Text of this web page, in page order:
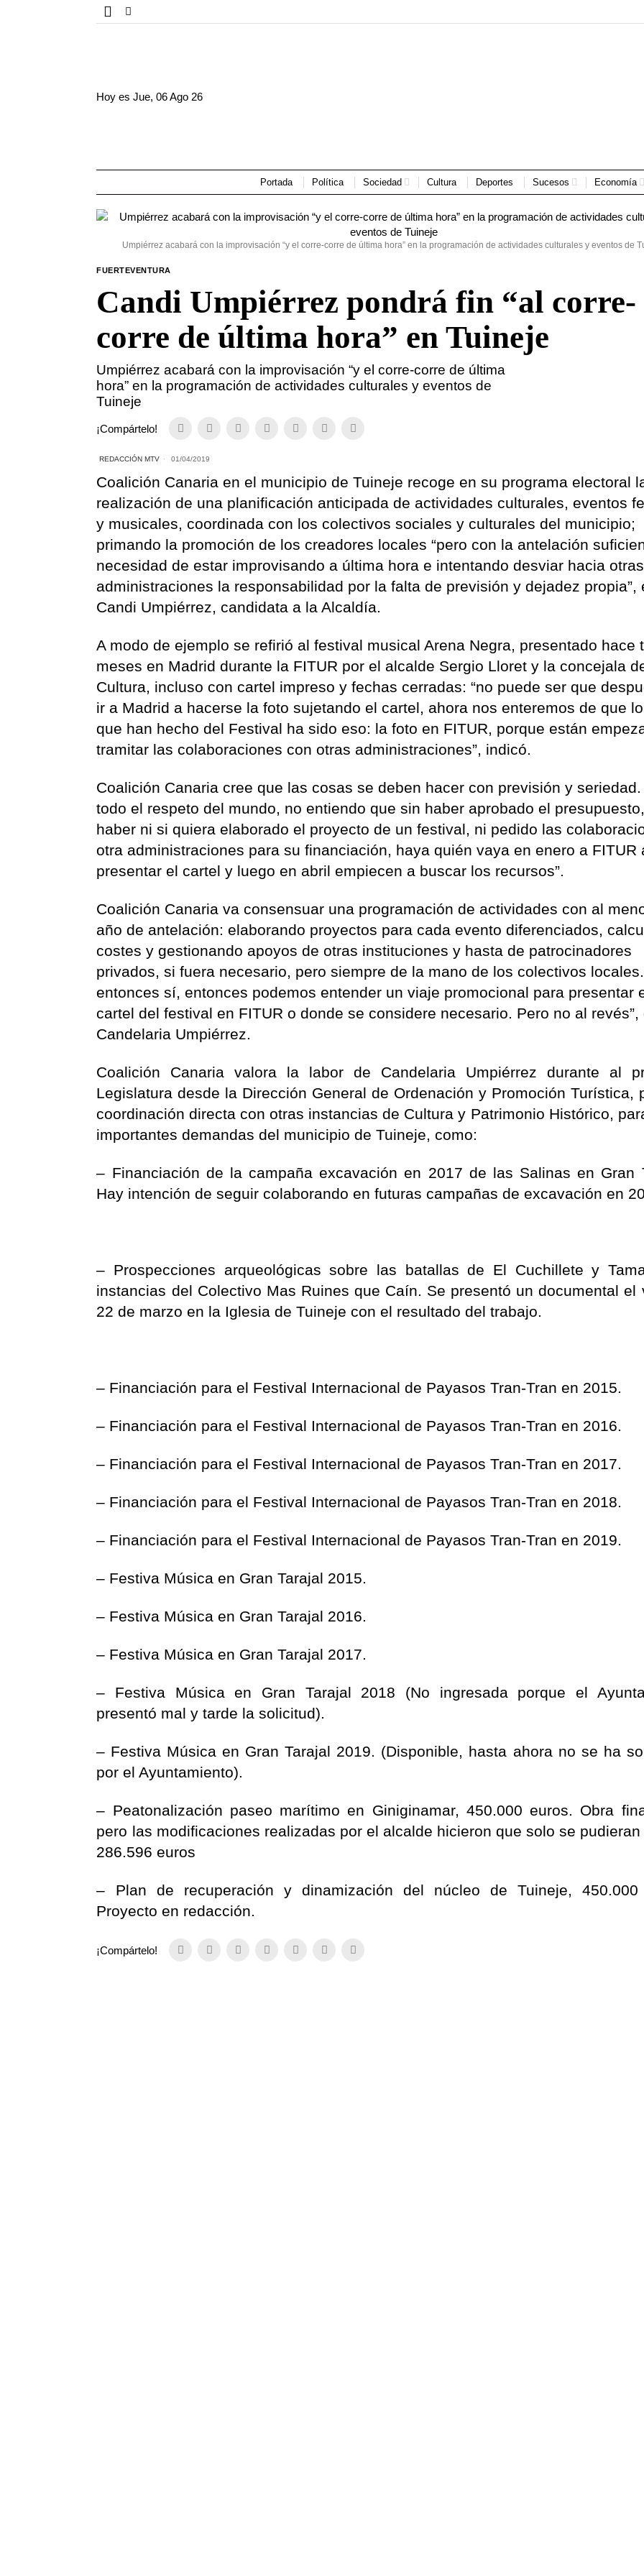
Hoy esJue, 06 Ago 26
Portada Política Sociedad Cultura Deportes Sucesos Economía
Umpiérrez acabará con la improvisación “y el corre-corre de última hora” en la programación de actividades culturales y eventos de
FUERTEVENTURA
Candi Umpiérrez pondrá fin “al corre-
corre de última hora” en Tuineje
Umpiérrez acabará con la improvisación “y el corre-corre de última
hora” en la programación de actividades culturales y eventos de
Tuineje
¡Compártelo!
REDACCIÓN MTV 01/04/2019
Coalición Canaria en el municipio de Tuineje recoge en su programa electoral
realización de una planificación anticipada de actividades culturales, eventos
y musicales, coordinada con los colectivos sociales y culturales del municipio;
primando la promoción de los creadores locales “pero con la antelación
necesidad de estar improvisando a última hora e intentando desviar hacia otras
administraciones la responsabilidad por la falta de previsión y dejadez propia”,
Candi Umpiérrez, candidata a la Alcaldía.
A modo de ejemplo se refirió al festival musical Arena Negra, presentado hace
meses en Madrid durante la FITUR por el alcalde Sergio Lloret y la concejala
Cultura, incluso con cartel impreso y fechas cerradas: “no puede ser que
ir a Madrid a hacerse la foto sujetando el cartel, ahora nos enteremos de que
que han hecho del Festival ha sido eso: la foto en FITUR, porque están
tramitar las colaboraciones con otras administraciones”, indicó.
Coalición Canaria cree que las cosas se deben hacer con previsión y seriedad.
todo el respeto del mundo, no entiendo que sin haber aprobado el
haber ni si quiera elaborado el proyecto de un festival, ni pedido las
otra administraciones para su financiación, haya quién vaya en enero a FITUR
presentar el cartel y luego en abril empiecen a buscar los recursos”.
Coalición Canaria va consensuar una programación de actividades con al
año de antelación: elaborando proyectos para cada evento diferenciados,
costes y gestionando apoyos de otras instituciones y hasta de patrocinadores
privados, si fuera necesario, pero siempre de la mano de los colectivos locales.
entonces sí, entonces podemos entender un viaje promocional para presentar
cartel del festival en FITUR o donde se considere necesario. Pero no al revés”,
Candelaria Umpiérrez.
Coalición Canaria valora la labor de Candelaria Umpiérrez durante al
Legislatura desde la Dirección General de Ordenación y Promoción Turística,
coordinación directa con otras instancias de Cultura y Patrimonio Histórico,
importantes demandas del municipio de Tuineje, como:
– Financiación de la campaña excavación en 2017 de las Salinas en Gran
Hay intención de seguir colaborando en futuras campañas de excavación en
– Prospecciones arqueológicas sobre las batallas de El Cuchillete y
instancias del Colectivo Mas Ruines que Caín. Se presentó un documental el
22 de marzo en la Iglesia de Tuineje con el resultado del trabajo.
– Financiación para el Festival Internacional de Payasos Tran-Tran en 2015.
– Financiación para el Festival Internacional de Payasos Tran-Tran en 2016.
– Financiación para el Festival Internacional de Payasos Tran-Tran en 2017.
– Financiación para el Festival Internacional de Payasos Tran-Tran en 2018.
– Financiación para el Festival Internacional de Payasos Tran-Tran en 2019.
– Festiva Música en Gran Tarajal 2015.
– Festiva Música en Gran Tarajal 2016.
– Festiva Música en Gran Tarajal 2017.
– Festiva Música en Gran Tarajal 2018 (No ingresada porque el
presentó mal y tarde la solicitud).
– Festiva Música en Gran Tarajal 2019. (Disponible, hasta ahora no se ha
por el Ayuntamiento).
– Peatonalización paseo marítimo en Giniginamar, 450.000 euros. Obra
pero las modificaciones realizadas por el alcalde hicieron que solo se
286.596 euros
– Plan de recuperación y dinamización del núcleo de Tuineje, 450.000
Proyecto en redacción.
¡Compártelo!